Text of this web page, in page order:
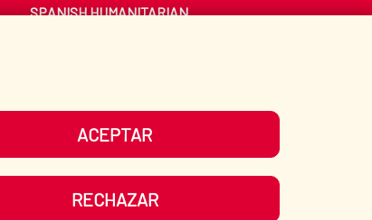
ACEPTAR
RECHAZAR
SPANISH HUMANITARIAN
MEDIA